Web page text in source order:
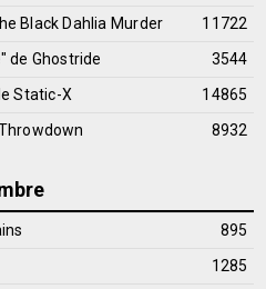
Black Dahlia Murder
11722
de Ghostride
3544
Static-X
14865
8932
895
1285